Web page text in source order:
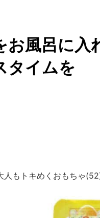
お風呂に
タイムを
人もトキめくおもちゃ(52)